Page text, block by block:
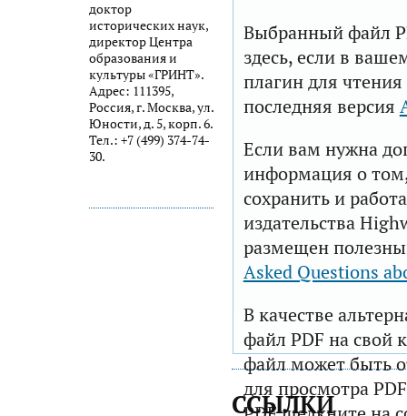
доктор
исторических наук,
директор Центра
образования и
культуры «ГРИНТ».
Адрес: 111395,
Россия, г. Москва, ул.
Юности, д. 5, корп. 6.
Тел.: +7 (499) 374-74-
30.
Выбранный файл
здесь, если в
плагин для
последняя версия
Если вам нужна
информация о том,
сохранить и
издательства
размещен
Asked Questions
В качестве
файл PDF на свой
файл может быть
для просмотра
ССЫЛКИ